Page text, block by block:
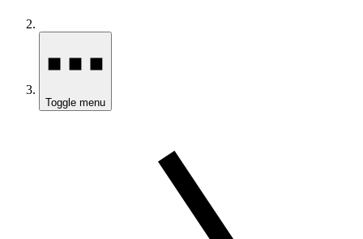
Toggle menu